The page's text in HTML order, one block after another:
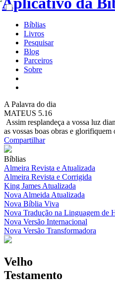
Bíblias
Livros
Pesquisar
Blog
Parceiros
Sobre
A Palavra do dia
MATEUS 5.16
Assim resplandeça a vossa luz
as vossas boas obras e glorifiquem
Compartilhar
Bíblias
Almeira Revista e Atualizada
Almeira Revista e Corrigida
King James Atualizada
Nova Almeida Atualizada
Nova Bíblia Viva
Nova Tradução na Linguagem de
Nova Versão Internacional
Nova Versão Transformadora
Velho
Testamento